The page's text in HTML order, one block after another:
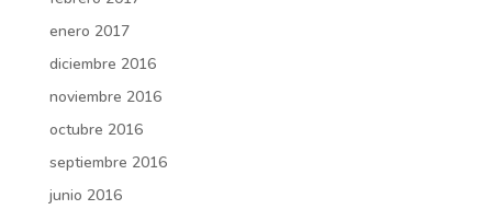
enero 2017
diciembre 2016
noviembre 2016
octubre 2016
septiembre 2016
junio 2016